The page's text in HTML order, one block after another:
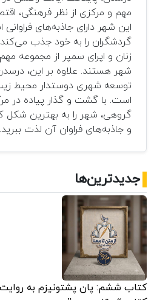
مهم و مرکزی از نظر فرهنگی،
این شهر دارای جاذبه‌های
گردشگران را به خود جذب
زنان و اپرای سمپر از مجموعه
شهر هستند. علاوه بر این، درسدن
توسعه شهری دوستدار محیط
است. با گشت و گذار پیاده در
گروهی، شهر را به بهترین شکل
و جاذبه‌های فراوان آن لذت ببرید.
جدیدترین‌ها
کتاب ششم: پان پشتونیزم به